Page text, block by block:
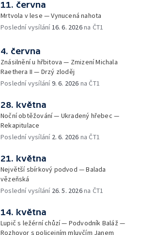
11. června
Mrtvola v lese — Vynucená nahota
Poslední vysílání 16. 6. 2026na ČT1
4. června
Znásilnění u hřbitova — Zmizení Michala
Raethera II — Drzý zloděj
Poslední vysílání9. 6. 2026 na ČT1
28. května
Noční obtěžování — Ukradený hřebec —
Rekapitulace
Poslední vysílání 2. 6. 2026 na ČT1
21. května
Největší sbírkový podvod — Balada
vězeňská
Poslední vysílání 26. 5. 2026na ČT1
14. května
Lupič s ležérní chůzí — Podvodník Baláž —
Rozhovor s policejním mluvčím Janem